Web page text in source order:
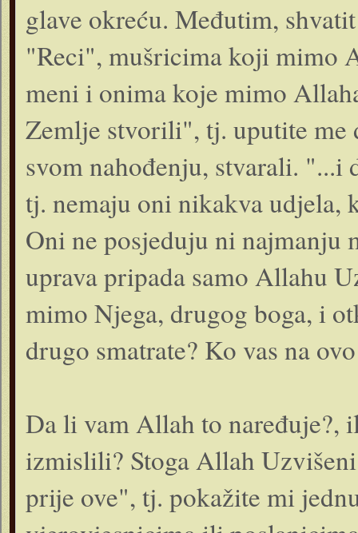
glave okreću. Međutim,
"Reci", mušricima koji mimo
meni i onima koje mimo
Zemlje stvorili", tj. uputite me
svom nahođenju, stvarali.
tj. nemaju oni nikakva udjela,
Oni ne posjeduju ni najmanju
uprava pripada samo Allahu
mimo Njega, drugog boga, i
drugo smatrate? Ko vas na
Da li vam Allah to naređuje?,
izmislili? Stoga Allah
prije ove", tj. pokažite mi